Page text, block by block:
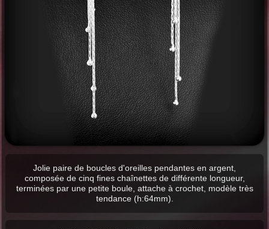
Jolie paire de boucles d'oreilles pendantes en argent,
composée de cinq fines chaînettes de différente longueur,
terminées par une petite boule, attache à crochet, modèle très
tendance (h:64mm).